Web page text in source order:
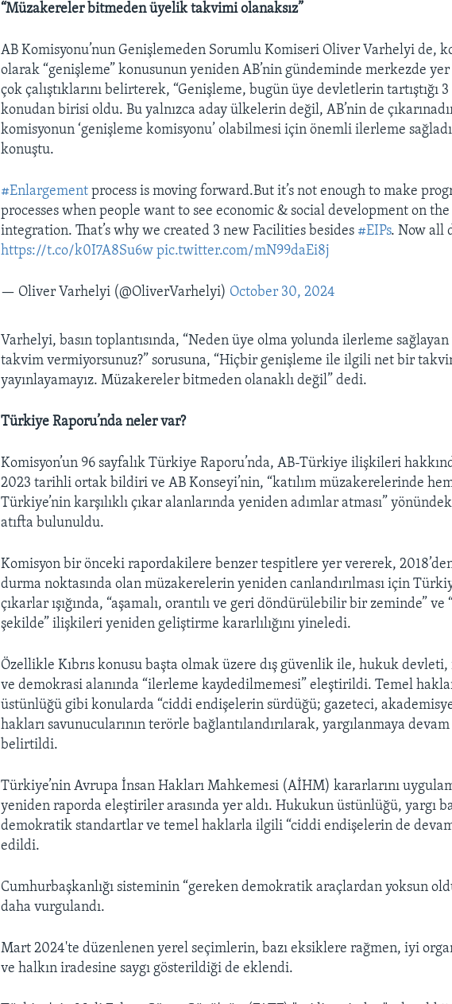
“Müzakereler bitmeden üyelik takvimi olanaksız”
AB Komisyonu’nun Genişlemeden Sorumlu Komiseri Oliver Varhelyi de,
olarak “genişleme” konusunun yeniden AB’nin gündeminde merkezde yer
çok çalıştıklarını belirterek, “Genişleme, bugün üye devletlerin tartıştığı
konudan birisi oldu. Bu yalnızca aday ülkelerin değil, AB’nin de
komisyonun ‘genişleme komisyonu’ olabilmesi için önemli ilerleme
konuştu.
#Enlargement process is moving forward.But it’s not enough to make
processes when people want to see economic & social development on
integration. That’s why we created 3 new Facilities besides #EIPs. Now all
https://t.co/k0I7A8Su6w pic.twitter.com/mN99daEi8j
— Oliver Varhelyi (@OliverVarhelyi) October 30, 2024
Varhelyi, basın toplantısında, “Neden üye olma yolunda ilerleme
takvim vermiyorsunuz?” sorusuna, “Hiçbir genişleme ile ilgili net bir
yayınlayamayız. Müzakereler bitmeden olanaklı değil” dedi.
Türkiye Raporu’nda neler var?
Komisyon’un 96 sayfalık Türkiye Raporu’nda, AB-Türkiye ilişkileri
2023 tarihli ortak bildiri ve AB Konseyi’nin, “katılım müzakerelerinde
Türkiye’nin karşılıklı çıkar alanlarında yeniden adımlar atması”
atıfta bulunuldu.
Komisyon bir önceki rapordakilere benzer tespitlere yer vererek,
durma noktasında olan müzakerelerin yeniden canlandırılması için
çıkarlar ışığında, “aşamalı, orantılı ve geri döndürülebilir bir zeminde” ve
şekilde” ilişkileri yeniden geliştirme kararlılığını yineledi.
Özellikle Kıbrıs konusu başta olmak üzere dış güvenlik ile, hukuk devleti,
ve demokrasi alanında “ilerleme kaydedilmemesi” eleştirildi. Temel
üstünlüğü gibi konularda “ciddi endişelerin sürdüğü; gazeteci,
hakları savunucularının terörle bağlantılandırılarak, yargılanmaya
belirtildi.
Türkiye’nin Avrupa İnsan Hakları Mahkemesi (AİHM) kararlarını
yeniden raporda eleştiriler arasında yer aldı. Hukukun üstünlüğü, yargı
demokratik standartlar ve temel haklarla ilgili “ciddi endişelerin de
edildi.
Cumhurbaşkanlığı sisteminin “gereken demokratik araçlardan yoksun
daha vurgulandı.
Mart 2024'te düzenlenen yerel seçimlerin, bazı eksiklere rağmen, iyi
ve halkın iradesine saygı gösterildiği de eklendi.